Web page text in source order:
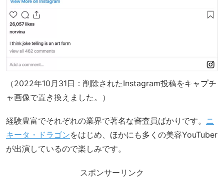
（2022年10月31日：削除されたInstagram投稿をキャプチ
ャ画像で置き換えました。）
経験豊富でそれぞれの業界で著名な審査員ばかりです。 ニ
キータ・ドラゴンをはじめ、ほかにも多くの美容YouTuber
が出演しているので楽しみです。
スポンサーリンク